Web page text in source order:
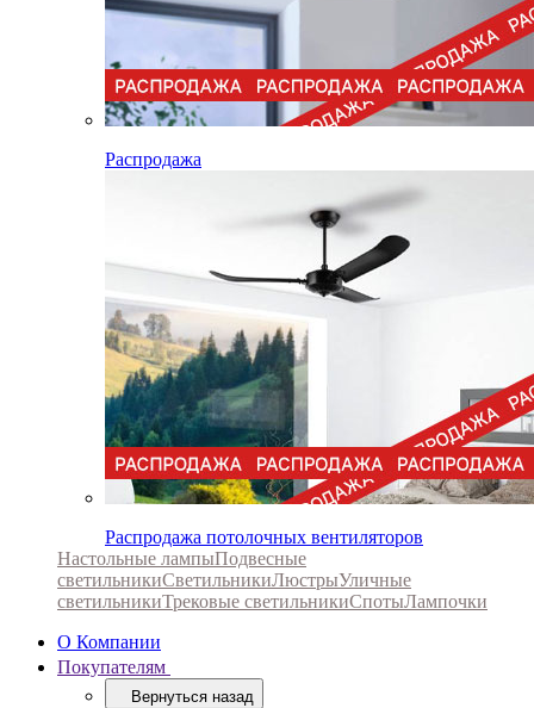
Распродажа
Распродажа потолочных вентиляторов
Настольные лампыПодвесные
светильникиСветильникиЛюстрыУличные
светильникиТрековые светильникиСпотыЛампочки
О Компании
Покупателям
Вернуться назад